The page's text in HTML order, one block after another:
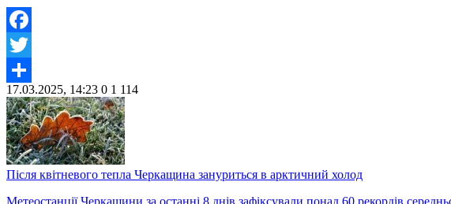
Facebook
Twitter
Share
17.03.2025, 14:23 0 1 114
Після квітневого тепла Черкащина зануриться в арктичний холод
Метеостанції Черкащини за останні 8 днів зафіксували понад 60 рекордів